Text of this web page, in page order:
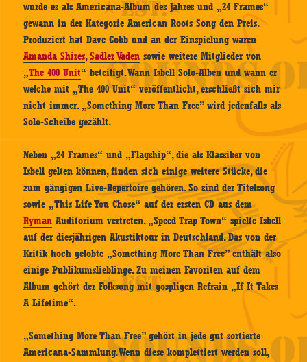
wurde es als Americana-Album des Jahres und „24 Frames“
gewann in der Kategorie American Roots Song den Preis.
Produziert hat Dave Cobb und an der Einspielung waren
Amanda Shires,Sadler Vaden sowie weitere Mitglieder von
„The 400 Unit“ beteiligt. Wann Isbell Solo-Alben und wann er
welche mit „The 400 Unit“ veröffentlicht, erschließt sich mir
nicht immer. „Something More Than Free” wird jedenfalls als
Solo-Scheibe gezählt.
Neben „24 Frames“ und „Flagship“, die als Klassiker von
Isbell gelten können, finden sich einige weitere Stücke, die
zum gängigen Live-Repertoire gehören. So sind der Titelsong
sowie „This Life You Chose“ auf der ersten CD aus dem
Ryman Auditorium vertreten. „Speed Trap Town“ spielte Isbell
auf der diesjährigen Akustiktour in Deutschland. Das von der
Kritik hoch gelobte „Something More Than Free” enthält also
einige Publikumslieblinge. Zu meinen Favoriten auf dem
Album gehört der Folksong mit gospligen Refrain „If It Takes
A Lifetime“.
„Something More Than Free” gehört in jede gut sortierte
Americana-Sammlung. Wenn diese komplettiert werden soll,